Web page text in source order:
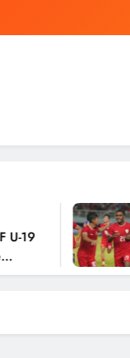
Malang
Malang
2
Ke